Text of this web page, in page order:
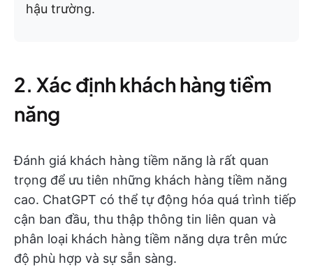
hậu trường.
2. Xác định khách hàng tiềm
năng
Đánh giá khách hàng tiềm năng là rất quan
trọng để ưu tiên những khách hàng tiềm năng
cao. ChatGPT có thể tự động hóa quá trình tiếp
cận ban đầu, thu thập thông tin liên quan và
phân loại khách hàng tiềm năng dựa trên mức
độ phù hợp và sự sẵn sàng.